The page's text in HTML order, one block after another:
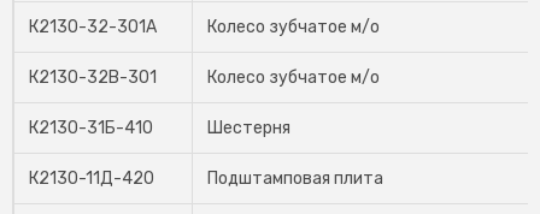
К2130-32-301А Колесо зубчатое м/о
К2130-32В-301 Колесо зубчатое м/о
К2130-31Б-410 Шестерня
К2130-11Д-420 Подштамповая плита